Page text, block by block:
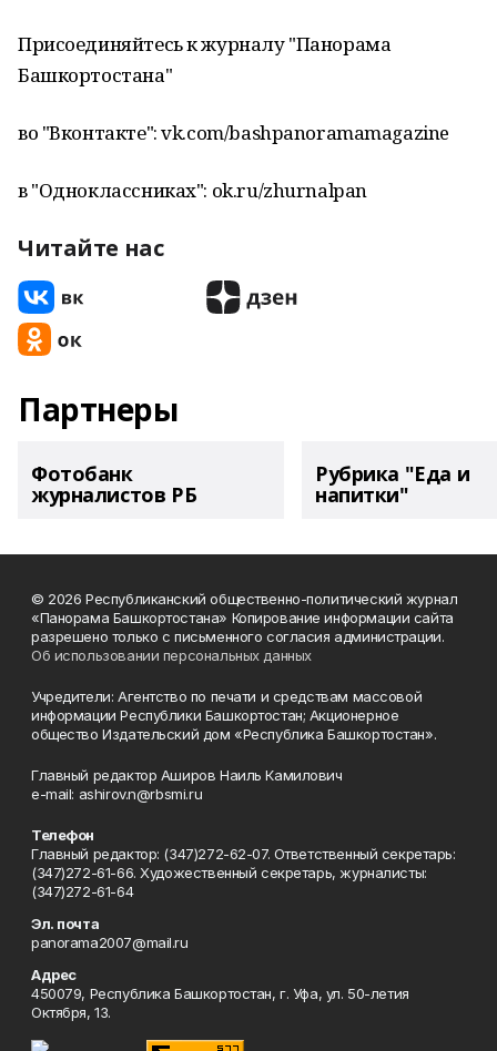
Присоединяйтесь к журналу "Панорама
Башкортостана"
во "Вконтакте": vk.com/bashpanoramamagazine
в "Одноклассниках": ok.ru/zhurnalpan
Читайте нас
Партнеры
Фотобанк
журналистов РБ
Рубрика "Еда и
напитки"
© 2026 Республиканский общественно-политический журнал
«Панорама Башкортостана» Копирование информации сайта
разрешено только с письменного согласия администрации.
Об использовании персональных данных
Учредители: Агентство по печати и средствам массовой
информации Республики Башкортостан; Акционерное
общество Издательский дом «Республика Башкортостан».
Главный редактор Аширов Наиль Камилович
e-mail: ashirov.n@rbsmi.ru
Телефон
Главный редактор: (347)272-62-07. Ответственный секретарь:
(347)272-61-66. Художественный секретарь, журналисты:
(347)272-61-64
Эл. почта
panorama2007@mail.ru
Адрес
450079, Республика Башкортостан, г. Уфа, ул. 50-летия
Октября, 13.